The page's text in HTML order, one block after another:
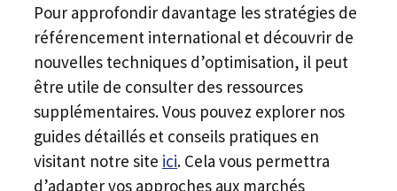
Pour approfondir davantage les stratégies de
référencement international et découvrir de
nouvelles techniques d’optimisation, il peut
être utile de consulter des ressources
supplémentaires. Vous pouvez explorer nos
guides détaillés et conseils pratiques en
visitant notre site ici. Cela vous permettra
d’adapter vos approches aux marchés